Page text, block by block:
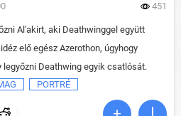
451
Al'akirt, aki Deathwinggel együtt
elő egész Azerothon, úgyhogy
legyőzni Deathwing egyik csatlósát.
PORTRÉ